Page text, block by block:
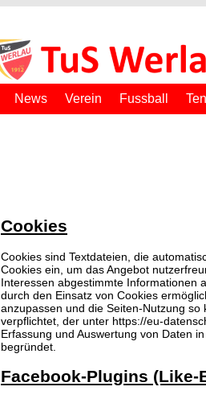
News Verein Fussball
Cookies
Cookies sind Textdateien, die
Cookies ein, um das Angebot
Interessen abgestimmte Informationen
durch den Einsatz von Cookies
anzupassen und die Seiten-Nutzung
verpflichtet, der unter https://eu-
Erfassung und Auswertung von Daten
begründet.
Facebook-Plugins (Like-